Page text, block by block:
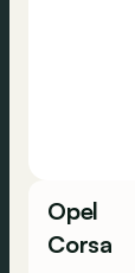
Opel
Corsa